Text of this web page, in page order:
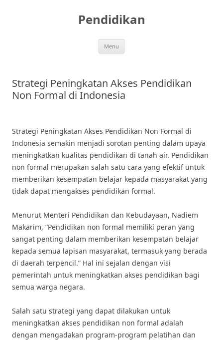
Pendidikan
Menu
Strategi Peningkatan Akses Pendidikan
Non Formal di Indonesia
Strategi Peningkatan Akses Pendidikan Non Formal di
Indonesia semakin menjadi sorotan penting dalam upaya
meningkatkan kualitas pendidikan di tanah air. Pendidikan
non formal merupakan salah satu cara yang efektif untuk
memberikan kesempatan belajar kepada masyarakat yang
tidak dapat mengakses pendidikan formal.
Menurut Menteri Pendidikan dan Kebudayaan, Nadiem
Makarim, “Pendidikan non formal memiliki peran yang
sangat penting dalam memberikan kesempatan belajar
kepada semua lapisan masyarakat, termasuk yang berada
di daerah terpencil.” Hal ini sejalan dengan visi
pemerintah untuk meningkatkan akses pendidikan bagi
semua warga negara.
Salah satu strategi yang dapat dilakukan untuk
meningkatkan akses pendidikan non formal adalah
dengan mengadakan program-program pelatihan dan